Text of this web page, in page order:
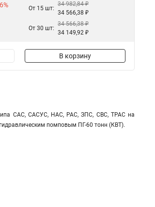
От 15 шт:
34 982,84 ₽
34 566,38 ₽
От 30 шт:
34 566,38 ₽
34 149,92 ₽
В корзину
типа САС, САСУС, НАС, РАС, ЗПС, СВС, ТРАС на
помповым ПГ-60 тонн (КВТ).